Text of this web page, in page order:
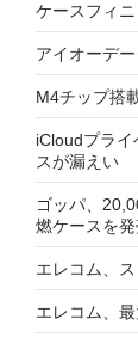
ケースフィ
アイオーデ
M4チップ搭
iCloudプラ
スが漏えい
ゴッパ、
燃ケースを発
エレコム、
エレコム、